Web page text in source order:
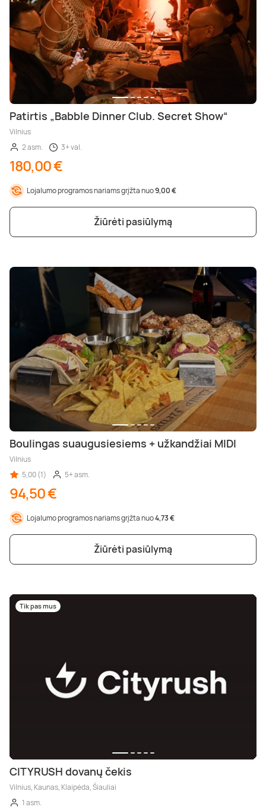
Patirtis „Babble Dinner Club. Secret Show“
Vilnius
2 asm.
3+ val.
180,00 €
Lojalumo programos nariams grįžta nuo9,00 €
Žiūrėti pasiūlymą
Boulingas suaugusiesiems + užkandžiai MIDI
Vilnius
5,00 (1)
5+ asm.
94,50 €
Lojalumo programos nariams grįžta nuo4,73 €
Žiūrėti pasiūlymą
Tik pas mus
CITYRUSH dovanų čekis
Vilnius, Kaunas, Klaipėda, Šiauliai
1 asm.